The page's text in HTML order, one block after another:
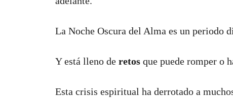
La Noche Oscura del Alma es un periodo
Y está lleno de retos que puede romper o
Esta crisis espiritual ha derrotado a